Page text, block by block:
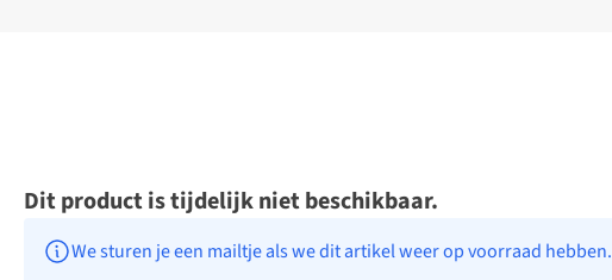
Dit product is tijdelijk niet beschikbaar.
We sturen je een mailtje als we dit artikel weer op voorraad hebben.